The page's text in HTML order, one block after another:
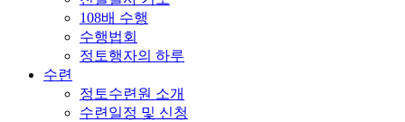
108배 수행
수행법회
정토행자의 하루
수련
정토수련원 소개
수련일정 및 신청